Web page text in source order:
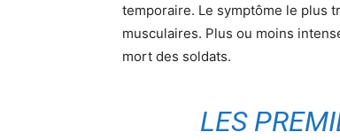
temporaire. Le symptôme le plus
musculaires. Plus ou moins
mort des soldats.
LES